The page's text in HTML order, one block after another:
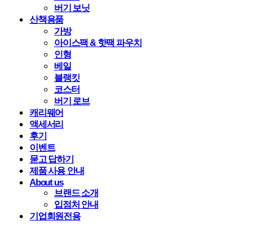
버기 보닛
산책용품
가방
아이스팩 & 핫팩 파우치
인형
베일
블랭킷
코스터
버기 로브
캐리웨어
액세서리
후기
이벤트
묻고 답하기
제품 사용 안내
About us
브랜드 소개
입점처 안내
기업회원전용